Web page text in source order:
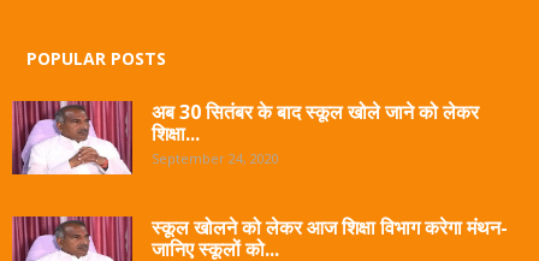
POPULAR POSTS
अब 30 सितंबर के बाद स्कूल खोले जाने को लेकर
शिक्षा...
September 24, 2020
स्कूल खोलने को लेकर आज शिक्षा विभाग करेगा मंथन-
जानिए स्कूलों को...